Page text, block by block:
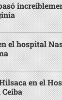
el hospital
en el